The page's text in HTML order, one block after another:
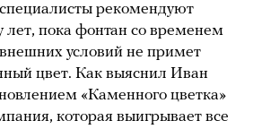
рекомендуют
лет, пока фонтан со временем
условий не примет
цвет. Как выяснил Иван
«Каменного цветка»
которая выигрывает все